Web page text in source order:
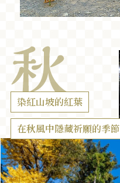
染紅山坡的紅葉
在秋風中隱藏祈願的季節